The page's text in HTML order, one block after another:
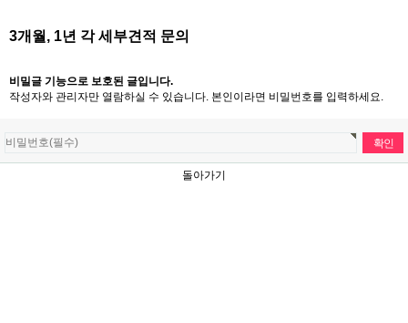
3개월, 1년 각 세부견적 문의
비밀글 기능으로 보호된 글입니다.
작성자와 관리자만 열람하실 수 있습니다. 본인이라면 비밀번호를 입력하세요.
돌아가기